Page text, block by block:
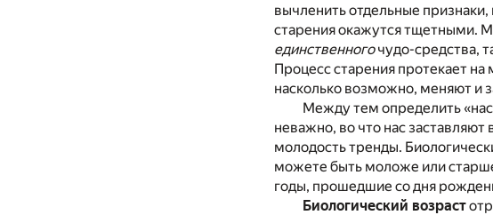
вычленить отдельные
старения окажутся тщетными.
единственногочудо-средства,
Процесс старения протекает
насколько возможно, меняют и
Между тем определить
неважно, во что нас
молодость тренды.
можете быть моложе или
годы, прошедшие со дня
Биологический возраст